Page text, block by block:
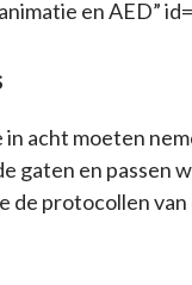
en AED”
in acht moeten
gaten en passen
de protocollen